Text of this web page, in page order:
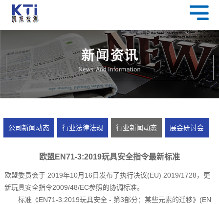
公司新闻动态 行业法律法规 行业新闻动态 展会研讨会
欧盟EN71-3:2019玩具安全指令最新标准
欧盟委员会于 2019年10月16日发布了执行决议(EU) 2019/1728，更
新玩具安全指令2009/48/EC参照的协调标准。
标准《EN71-3:2019玩具安全 - 第3部分：某些元素的迁移》(EN